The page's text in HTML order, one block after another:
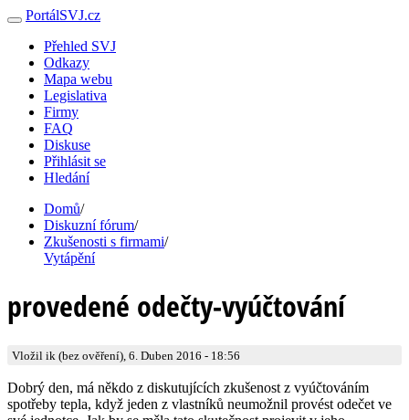
PortálSVJ.cz
Přehled SVJ
Odkazy
Mapa webu
Legislativa
Firmy
FAQ
Diskuse
Přihlásit se
Hledání
Domů/
Diskuzní fórum/
Zkušenosti s firmami/
Vytápění
provedené odečty-vyúčtování
Vložil ik (bez ověření), 6. Duben 2016 - 18:56
Dobrý den, má někdo z diskutujících zkušenost z vyúčtováním
spotřeby tepla, když jeden z vlastníků neumožnil provést odečet ve